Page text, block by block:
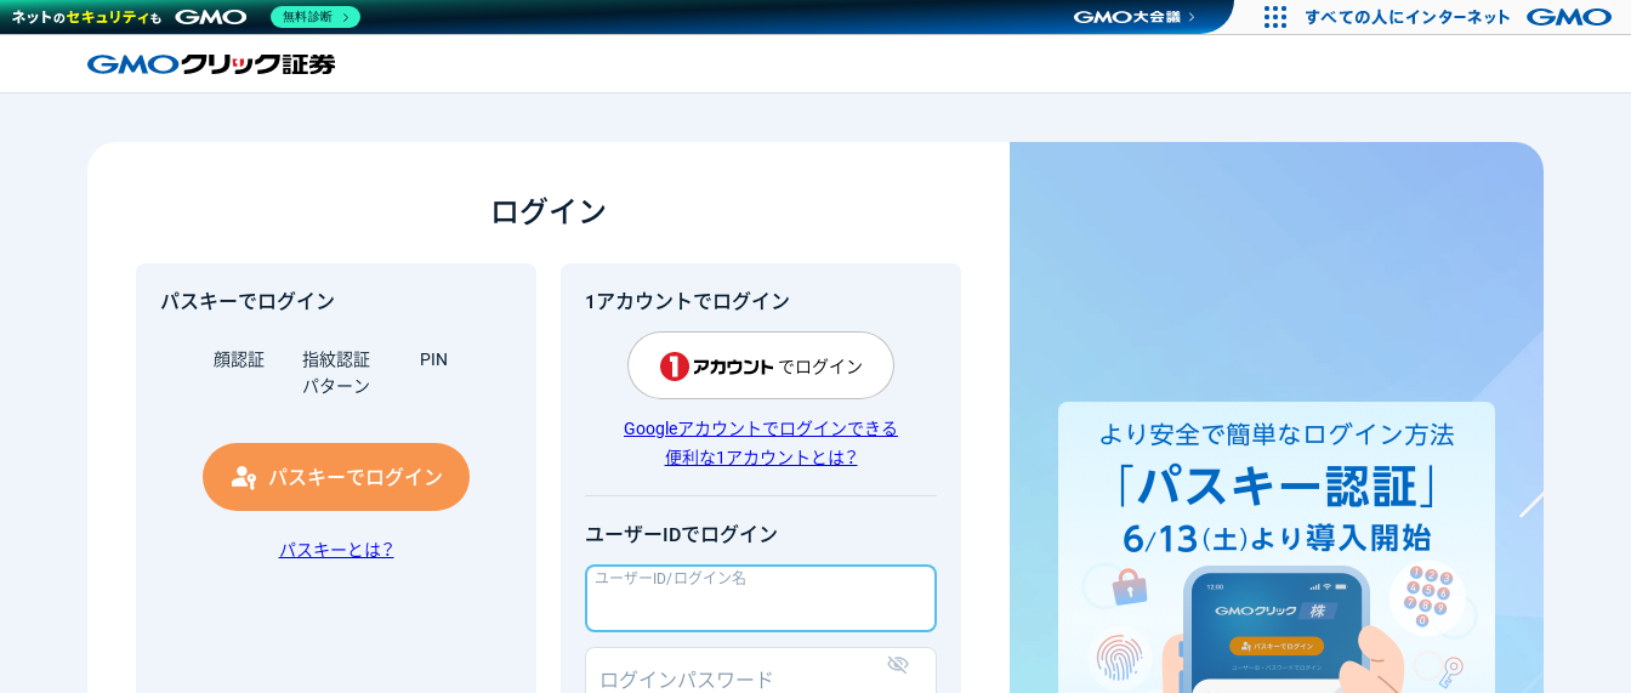
ログイン
パスキーでログイン
顔認証 指紋認証
PIN
パターン
パスキーでログイン
パスキーとは？
1アカウントでログイン
でログイン
Googleアカウントでログインできる
便利な1アカウントとは？
ユーザーIDでログイン
ユーザーID/ログイン名
ログインパスワード
無料診断